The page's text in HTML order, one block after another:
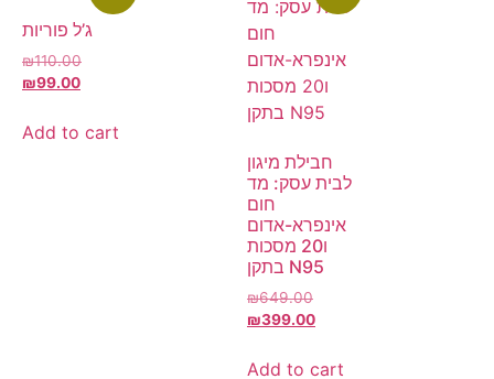
ג’ל פוריות
₪110.00
₪99.00
Add to cart
חבילת מיגון
לבית עסק: מד
חום
אינפרא-אדום
ו20 מסכות
בתקן N95
₪649.00
₪399.00
Add to cart